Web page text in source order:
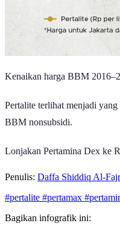
Kenaikan harga BBM
Pertalite terlihat menjadi
BBM nonsubsidi.
Lonjakan Pertamina Dex ke
Penulis: Daffa Shiddiq Al-
#pertalite #pertamax
Bagikan infografik ini: